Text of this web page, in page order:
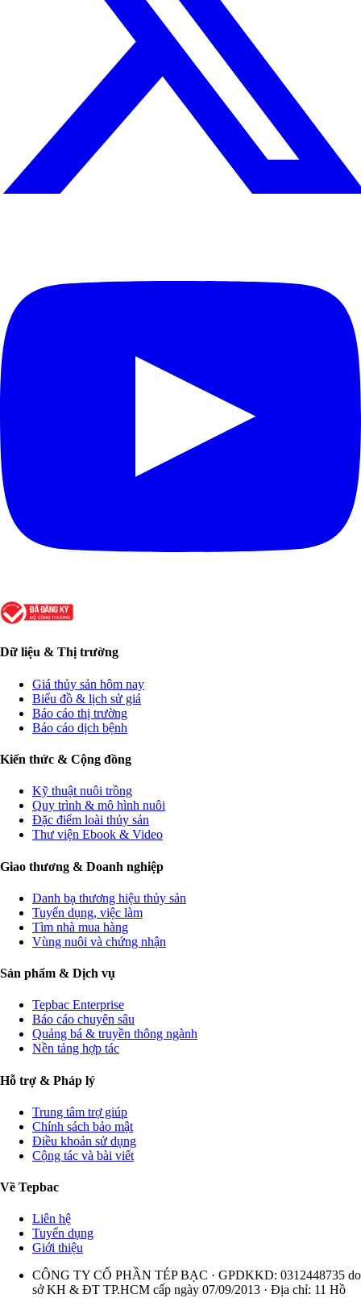
Dữ liệu & Thị trường
Giá thủy sản hôm nay
Biểu đồ & lịch sử giá
Báo cáo thị trường
Báo cáo dịch bệnh
Kiến thức & Cộng đồng
Kỹ thuật nuôi trồng
Quy trình & mô hình nuôi
Đặc điểm loài thủy sản
Thư viện Ebook & Video
Giao thương & Doanh nghiệp
Danh bạ thương hiệu thủy sản
Tuyển dụng, việc làm
Tìm nhà mua hàng
Vùng nuôi và chứng nhận
Sản phẩm & Dịch vụ
Tepbac Enterprise
Báo cáo chuyên sâu
Quảng bá & truyền thông ngành
Nền tảng hợp tác
Hỗ trợ & Pháp lý
Trung tâm trợ giúp
Chính sách bảo mật
Điều khoản sử dụng
Cộng tác và bài viết
Về Tepbac
Liên hệ
Tuyển dụng
Giới thiệu
CÔNG TY CỔ PHẦN TÉP BẠC · GPDKKD: 0312448735 do
sở KH & ĐT TP.HCM cấp ngày 07/09/2013 · Địa chỉ: 11 Hồ